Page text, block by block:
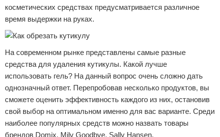
косметических средствах предусматривается различное
время выдержки на руках.
На современном рынке представлены самые разные
средства для удаления кутикулы. Какой лучше
использовать гель? На данный вопрос очень сложно дать
однозначный ответ. Перепробовав несколько продуктов, вы
сможете оценить эффективность каждого из них, остановив
свой выбор на оптимальном именно для вас варианте. Среди
наиболее популярных средств можно назвать товары
брендов Domix, Milv Goodbye, Sally Hansen.